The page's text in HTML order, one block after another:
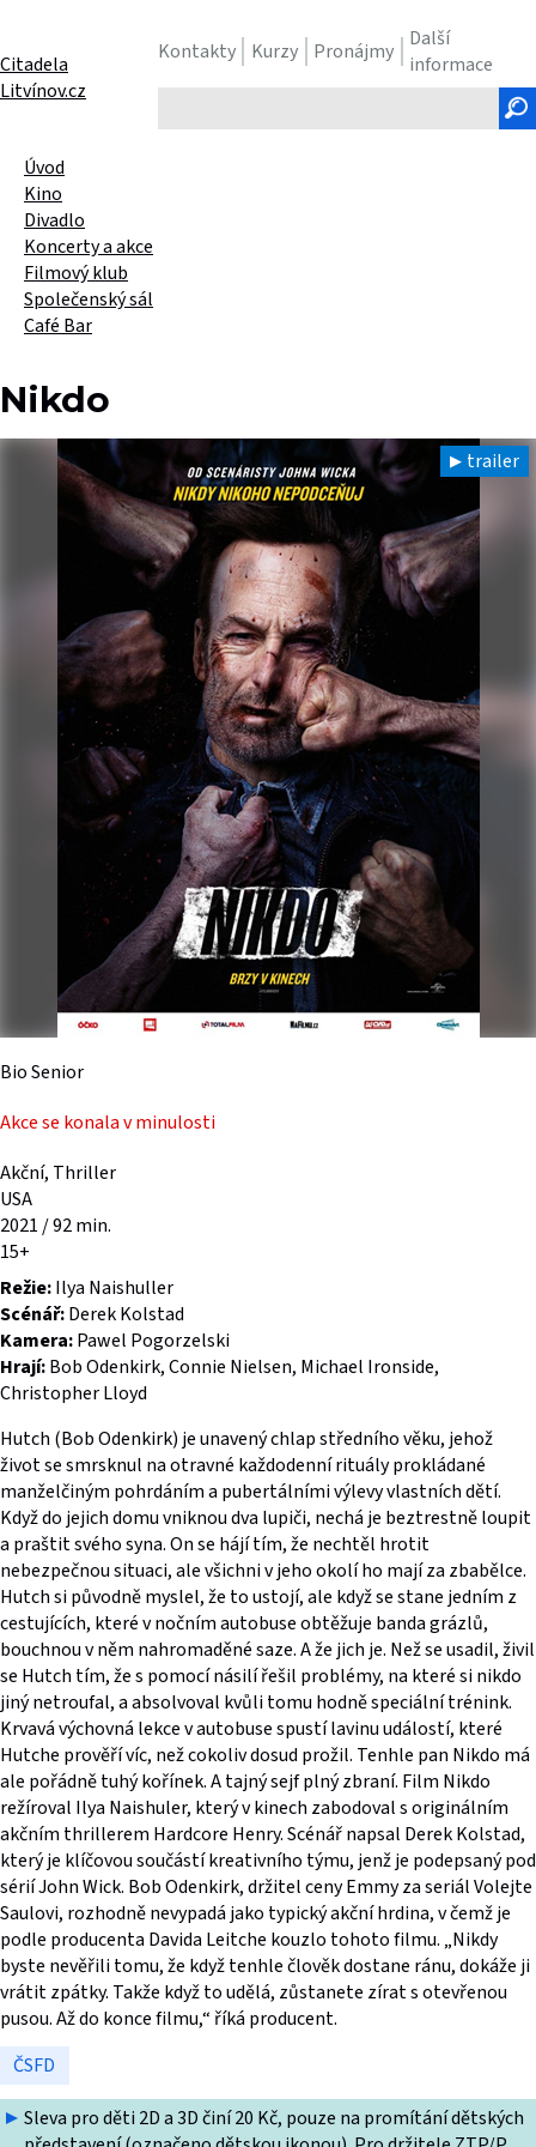
Kontakty Kurzy Pronájmy
Další
informace
text
Citadela
Litvínov.cz
Úvod
Kino
Divadlo
Koncerty a akce
Filmový klub
Společenský sál
Café Bar
Sleva pro děti 2D a 3D činí 20 Kč, pouze na promítání dětských
Nikdo
trailer
Bio Senior
Akce se konala v minulosti
Akční, Thriller
USA
2021 / 92 min.
15+
Režie:Ilya Naishuller
Scénář:Derek Kolstad
Kamera:Pawel Pogorzelski
Hrají:Bob Odenkirk, Connie Nielsen, Michael Ironside,
Christopher Lloyd
Hutch (Bob Odenkirk) je unavený chlap středního věku, jehož
život se smrsknul na otravné každodenní rituály prokládané
manželčiným pohrdáním a pubertálními výlevy vlastních dětí.
Když do jejich domu vniknou dva lupiči, nechá je beztrestně loupit
a praštit svého syna. On se hájí tím, že nechtěl hrotit
nebezpečnou situaci, ale všichni v jeho okolí ho mají za zbabělce.
Hutch si původně myslel, že to ustojí, ale když se stane jedním z
cestujících, které v nočním autobuse obtěžuje banda grázlů,
bouchnou v něm nahromaděné saze. A že jich je. Než se usadil, živil
se Hutch tím, že s pomocí násilí řešil problémy, na které si nikdo
jiný netroufal, a absolvoval kvůli tomu hodně speciální trénink.
Krvavá výchovná lekce v autobuse spustí lavinu událostí, které
Hutche prověří víc, než cokoliv dosud prožil. Tenhle pan Nikdo má
ale pořádně tuhý kořínek. A tajný sejf plný zbraní. Film Nikdo
režíroval Ilya Naishuler, který v kinech zabodoval s originálním
akčním thrillerem Hardcore Henry. Scénář napsal Derek Kolstad,
který je klíčovou součástí kreativního týmu, jenž je podepsaný pod
sérií John Wick. Bob Odenkirk, držitel ceny Emmy za seriál Volejte
Saulovi, rozhodně nevypadá jako typický akční hrdina, v čemž je
podle producenta Davida Leitche kouzlo tohoto filmu. „Nikdy
byste nevěřili tomu, že když tenhle člověk dostane ránu, dokáže ji
vrátit zpátky. Takže když to udělá, zůstanete zírat s otevřenou
pusou. Až do konce filmu,“ říká producent.
ČSFD